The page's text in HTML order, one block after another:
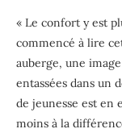
« Le confort y est
commencé à lire
auberge, une
entassées dans un
de jeunesse est en
moins à la